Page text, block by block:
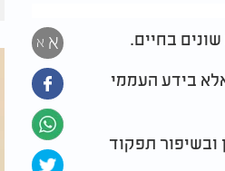
א א
בחיים.
בידע העממי
ובשיפור תפקוד